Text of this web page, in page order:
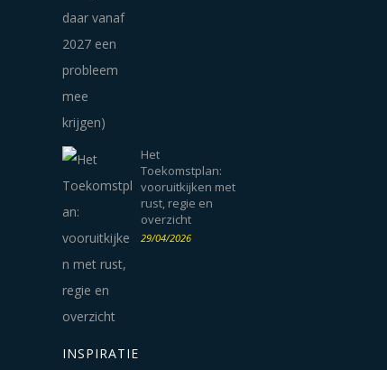
Het
Toekomstplan:
vooruitkijken met
rust, regie en
overzicht
29/04/2026
INSPIRATIE